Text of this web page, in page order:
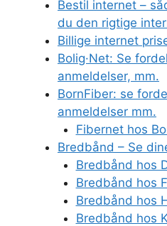
Bestil internet –
du den rigtige
Billige internet
Bolig·Net: Se
anmeldelser, mm.
BornFiber: se
anmeldelser mm.
Fibernet hos
Bredbånd – Se
Bredbånd hos
Bredbånd hos
Bredbånd hos
Bredbånd hos